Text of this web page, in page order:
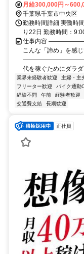
月給300,000円～
千葉県千葉市中央区
勤務時間詳細 実働時
り22日 勤務時間：
仕事内容
こんな「諦め」を感
代を稼ぐためにダラ
業界未経験者歓迎 主婦・主
フリーター歓迎
バイク通勤
経験不問
午前 経験者歓迎
交通費支給
長期歓迎
正社員